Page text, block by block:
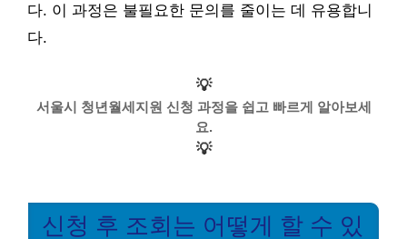
다. 이 과정은 불필요한 문의를 줄이는 데 유용합니
다.
💡
서울시 청년월세지원 신청 과정을 쉽고 빠르게 알아보세
요.
💡
신청 후 조회는 어떻게 할 수 있